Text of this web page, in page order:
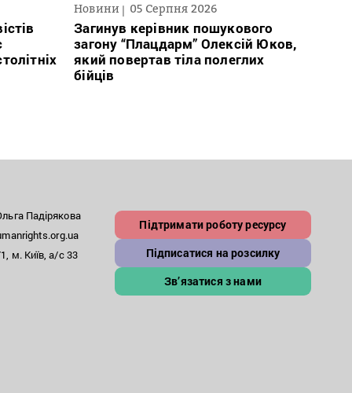
Новини 05 Серпня 2026
Загинув керівник пошукового
загону “Плацдарм” Олексій Юков,
який повертав тіла полеглих
бійців
Падірякова
м. Київ, а/с 33
Підтримати роботу ресурсу
Підписатися на розсилку
Зв’язатися з нами